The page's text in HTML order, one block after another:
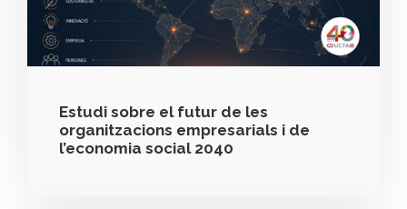
Estudi sobre el futur de les
organitzacions empresarials i de
l’economia social 2040